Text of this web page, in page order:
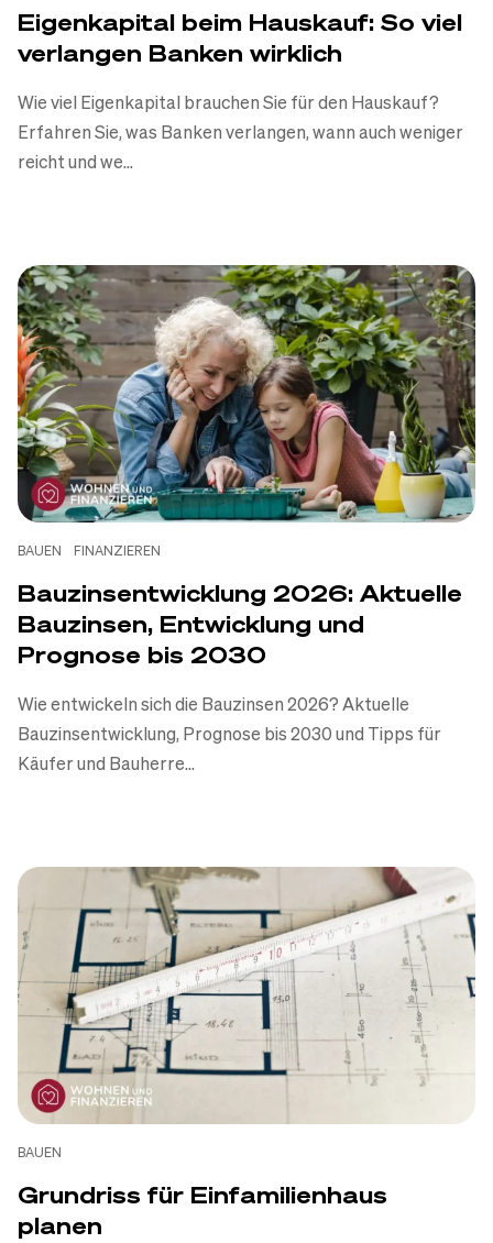
planen
Dustin Witt-22.06.2026
Zum Artikel
Eigenkapital beim Hauskauf: So viel
verlangen Banken wirklich
Wie viel Eigenkapital brauchen Sie für den Hauskauf?
Erfahren Sie, was Banken verlangen, wann auch weniger
reicht und we...
BAUEN FINANZIEREN
Bauzinsentwicklung 2026: Aktuelle
Bauzinsen, Entwicklung und
Prognose bis 2030
Wie entwickeln sich die Bauzinsen 2026? Aktuelle
Bauzinsentwicklung, Prognose bis 2030 und Tipps für
Käufer und Bauherre...
BAUEN
Grundriss für Einfamilienhaus
planen